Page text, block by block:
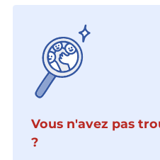
Vous n'avez pas
?